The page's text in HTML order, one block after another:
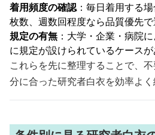
着用頻度の確認：毎日着用する
枚数、週数回程度なら品質優先
規定の有無 ：大学・企業・病院
に規定が設けられているケース
これらを先に整理することで、
分に合った研究者白衣を効率よく